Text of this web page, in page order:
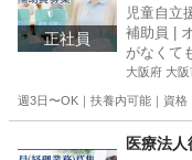
正社員
児童自立
補助員 |
がなくて
大阪府 大阪
週3日〜OK｜扶養内可能｜資
その他
医療法